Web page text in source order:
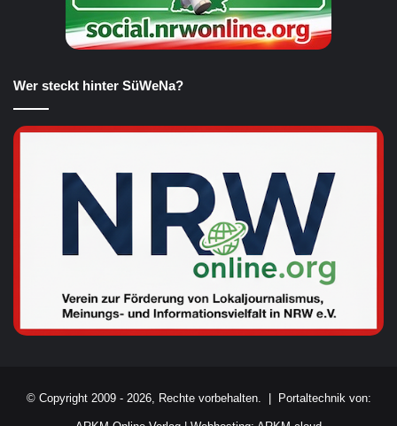
Wer steckt hinter SüWeNa?
© Copyright 2009 - 2026, Rechte vorbehalten. | Portaltechnik von: